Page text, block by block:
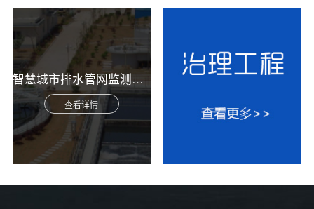
智慧城市排水管网监测综合解决方案
查看详情